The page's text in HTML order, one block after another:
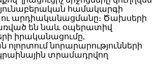
համակարգի
արդիականացմանը։ Ծախսերի
են նաև օպերատիվ
իրականացումը,
նորարարությունների
տրամադրվող